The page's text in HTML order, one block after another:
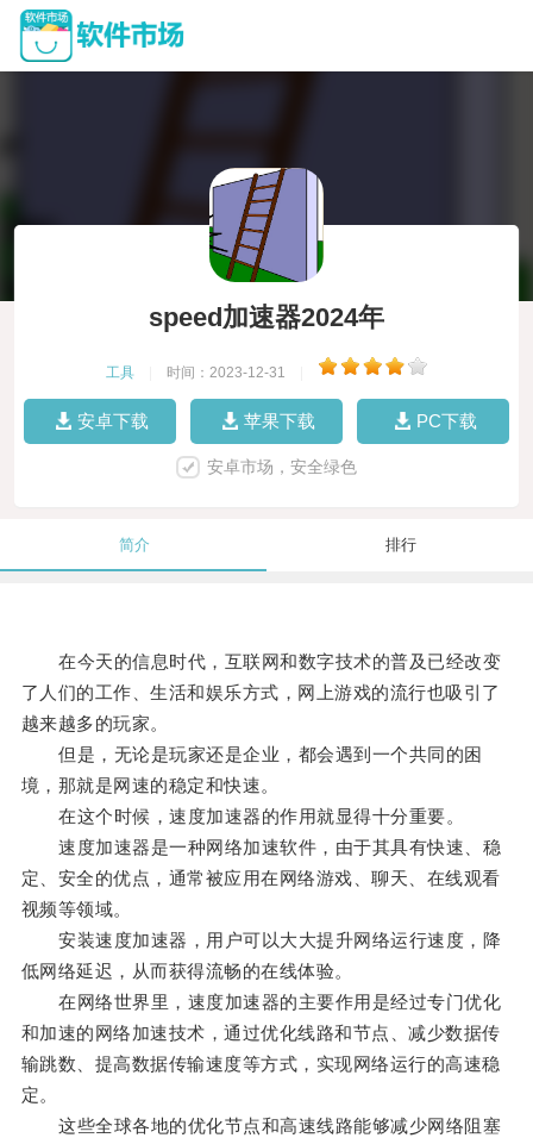
speed加速器2024年
工具 时间：2023-12-31
安卓下载 苹果下载 PC下载
安卓市场，安全绿色
简介 排行
在今天的信息时代，互联网和数字技术的普及已经改变
了人们的工作、生活和娱乐方式，网上游戏的流行也吸引了
越来越多的玩家。
但是，无论是玩家还是企业，都会遇到一个共同的困
境，那就是网速的稳定和快速。
在这个时候，速度加速器的作用就显得十分重要。
速度加速器是一种网络加速软件，由于其具有快速、稳
定、安全的优点，通常被应用在网络游戏、聊天、在线观看
视频等领域。
安装速度加速器，用户可以大大提升网络运行速度，降
低网络延迟，从而获得流畅的在线体验。
在网络世界里，速度加速器的主要作用是经过专门优化
和加速的网络加速技术，通过优化线路和节点、减少数据传
输跳数、提高数据传输速度等方式，实现网络运行的高速稳
定。
这些全球各地的优化节点和高速线路能够减少网络阻塞